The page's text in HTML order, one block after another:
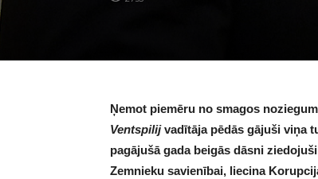
Ņemot piemēru no smagos
Ventspilijvadītāja pēdās gājuši viņa
pagājušā gada beigās dāsni
Zemnieku savienībai, liecina